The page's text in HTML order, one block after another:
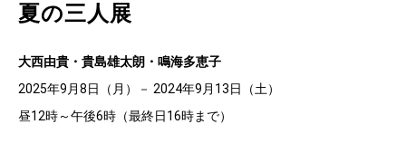
夏の三人展
大西由貴・貴島雄太朗・鳴海多恵子
2025年9月8日（月）－ 2024年9月13日（土）
昼12時～午後6時（最終日16時まで）